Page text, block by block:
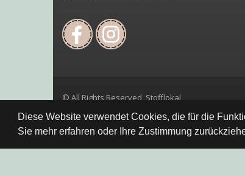
Diese Website verwendet Cookies, die für die
Sie mehr erfahren oder Ihre Zustimmung
© All Rights Reserved, Stofflokal